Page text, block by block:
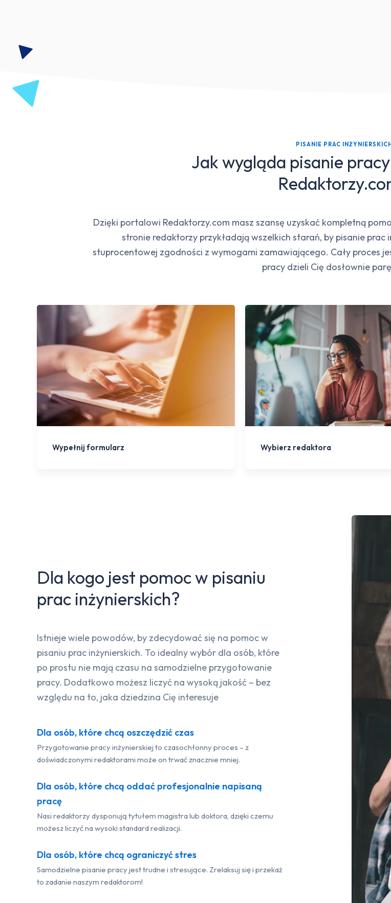
PISANIE PRAC INŻYNIERSKICH
Jak wygląda pisanie
Dzięki portalowi Redaktorzy.com masz szansę uzyskać kompletną
stronie redaktorzy przykładają wszelkich starań, by pisanie prac
stuprocentowej zgodności z wymogami zamawiającego. Cały proces
pracy dzieli Cię dosłownie
Wypełnij formularz Wybierz redaktora
Dla kogo jest pomoc w pisaniu
prac inżynierskich?
Istnieje wiele powodów, by zdecydować się na pomoc w
pisaniu prac inżynierskich. To idealny wybór dla osób, które
po prostu nie mają czasu na samodzielne przygotowanie
pracy. Dodatkowo możesz liczyć na wysoką jakość – bez
względu na to, jaka dziedzina Cię interesuje
Dla osób, które chcą oszczędzić czas
Przygotowanie pracy inżynierskiej to czasochłonny proces – z
doświadczonymi redaktorami może on trwać znacznie mniej.
Dla osób, które chcą oddać profesjonalnie napisaną
pracę
Nasi redaktorzy dysponują tytułem magistra lub doktora, dzięki czemu
możesz liczyć na wysoki standard realizacji.
Dla osób, które chcą ograniczyć stres
Samodzielne pisanie pracy jest trudne i stresujące. Zrelaksuj się i przekaż
to zadanie naszym redaktorom!